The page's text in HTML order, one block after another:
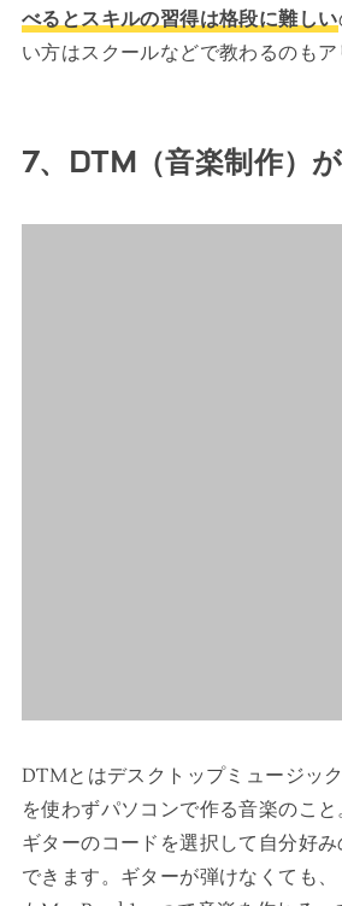
べるとスキルの習得は格段に難しい
い方はスクールなどで教わるのもア
7、DTM（音楽制作）
DTMとはデスクトップミュージッ
を使わずパソコンで作る音楽のこ
ギターのコードを選択して自分好
できます。ギターが弾けなくても